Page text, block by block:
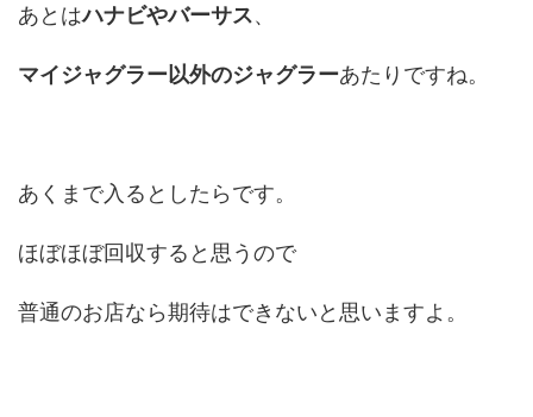
あとはハナビやバーサス、
マイジャグラー以外のジャグラーあたりですね。
あくまで入るとしたらです。
ほぼほぼ回収すると思うので
普通のお店なら期待はできないと思いますよ。